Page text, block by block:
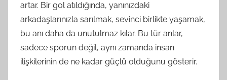
artar. Bir gol atıldığında, yanınızdaki
arkadaşlarınızla sarılmak, sevinci birlikte yaşamak,
bu anı daha da unutulmaz kılar. Bu tür anlar,
sadece sporun değil, aynı zamanda insan
ilişkilerinin de ne kadar güçlü olduğunu gösterir.